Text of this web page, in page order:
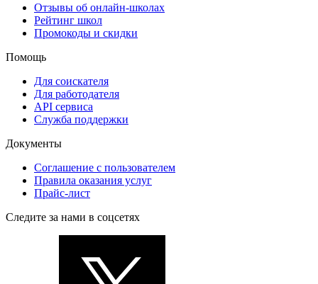
Отзывы об онлайн-школах
Рейтинг школ
Промокоды и скидки
Помощь
Для соискателя
Для работодателя
API сервиса
Служба поддержки
Документы
Соглашение с пользователем
Правила оказания услуг
Прайс-лист
Следите за нами в соцсетях